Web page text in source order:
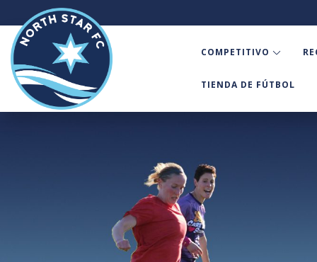
COMPETITIVO
TIENDA DE FÚTBOL